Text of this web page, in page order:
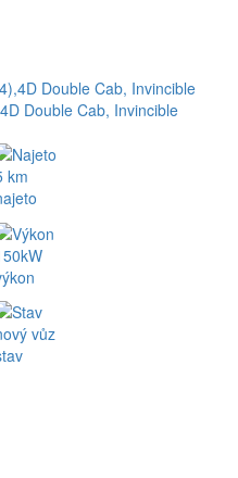
Double Cab, Invincible
km
vůz